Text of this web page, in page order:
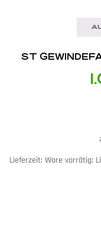
ST
Lieferzeit: Ware vorrätig: